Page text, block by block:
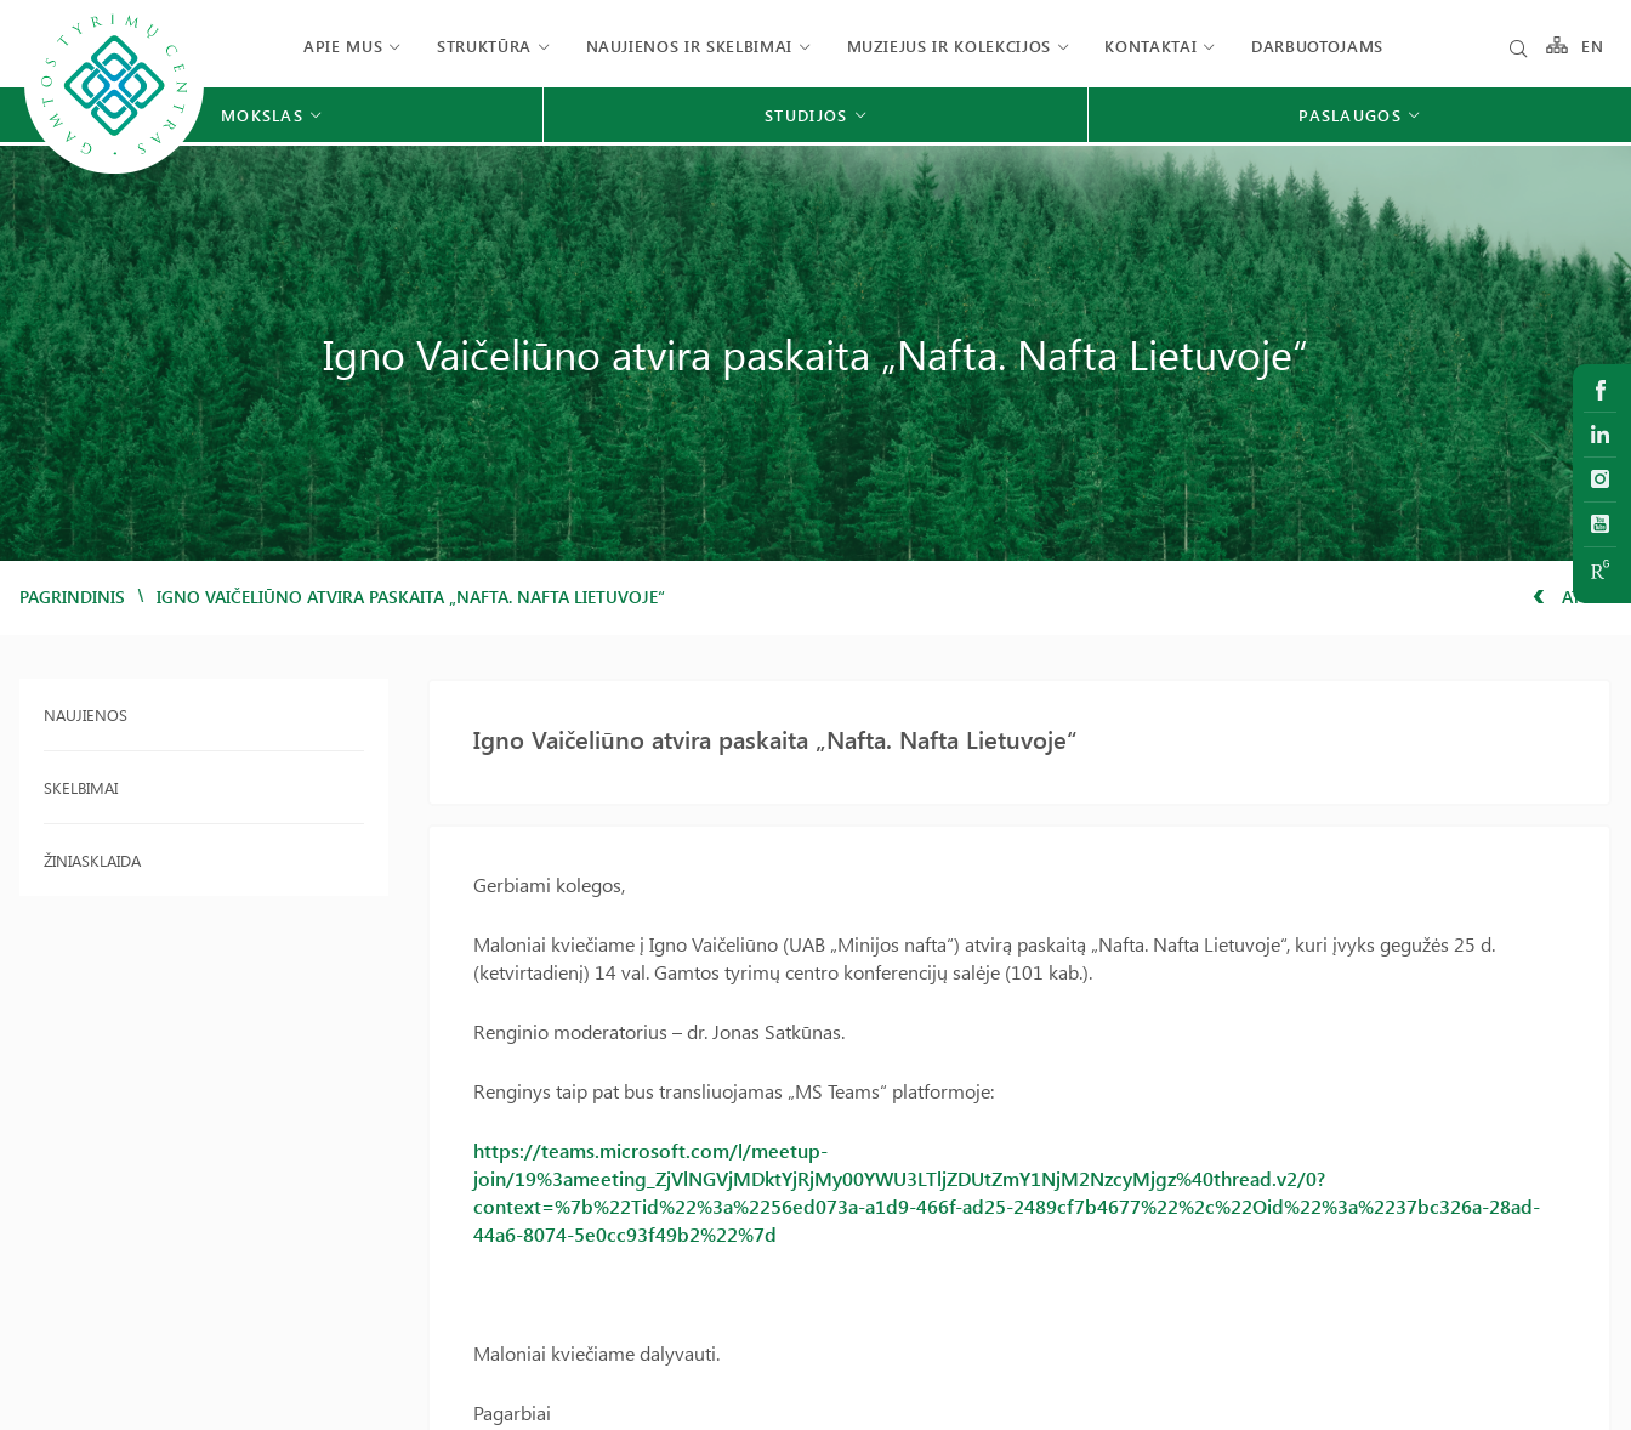
APIE MUS STRUKTŪRA NAUJIENOS IR SKELBIMAI MUZIEJUS IR KOLEKCIJOS KONTAKTAI DARBUOTOJAMS EN
MOKSLAS STUDIJOS PASLAUGOS
Igno Vaičeliūno atvira paskaita „Nafta. Nafta Lietuvoje“
PAGRINDINIS / IGNO VAIČELIŪNO ATVIRA PASKAITA „NAFTA. NAFTA LIETUVOJE“ ATGAL
NAUJIENOS
SKELBIMAI
ŽINIASKLAIDA
Igno Vaičeliūno atvira paskaita „Nafta. Nafta Lietuvoje“
Gerbiami kolegos,
Maloniai kviečiame į Igno Vaičeliūno (UAB „Minijos nafta“) atvirą paskaitą „Nafta. Nafta Lietuvoje“, kuri įvyks gegužės 25 d.
(ketvirtadienį) 14 val. Gamtos tyrimų centro konferencijų salėje (101 kab.).
Renginio moderatorius – dr. Jonas Satkūnas.
Renginys taip pat bus transliuojamas „MS Teams“ platformoje:
https://teams.microsoft.com/l/meetup-
join/19%3ameeting_ZjVlNGVjMDktYjRjMy00YWU3LTljZDUtZmY1NjM2NzcyMjgz%40thread.v2/0?
context=%7b%22Tid%22%3a%2256ed073a-a1d9-466f-ad25-2489cf7b4677%22%2c%22Oid%22%3a%2237bc326a-28ad-
44a6-8074-5e0cc93f49b2%22%7d
Maloniai kviečiame dalyvauti.
Pagarbiai